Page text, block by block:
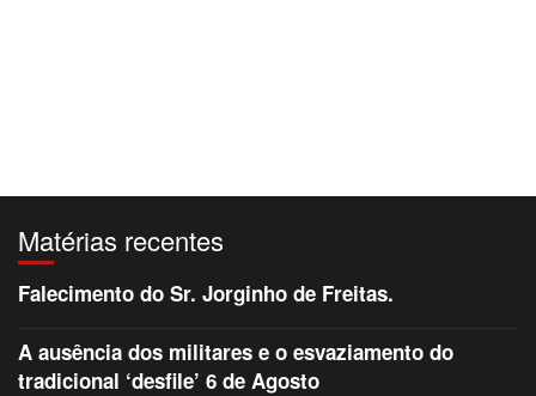
Matérias recentes
Falecimento do Sr. Jorginho de Freitas.
A ausência dos militares e o esvaziamento do
tradicional ‘desfile’ 6 de Agosto